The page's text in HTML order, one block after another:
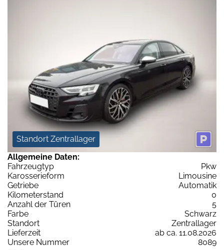
Standort Zentrallager
Allgemeine Daten:
Fahrzeugtyp
Pkw
Karosserieform
Limousine
Getriebe
Automatik
Kilometerstand
0
Anzahl der Türen
5
Farbe
Schwarz
Standort
Zentrallager
Lieferzeit
ab ca. 11.08.2026
Unsere Nummer
8089